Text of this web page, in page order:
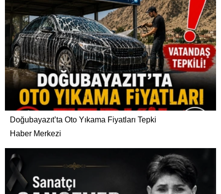
Doğubayazıt’ta Oto Yıkama Fiyatları Tepki
Haber Merkezi